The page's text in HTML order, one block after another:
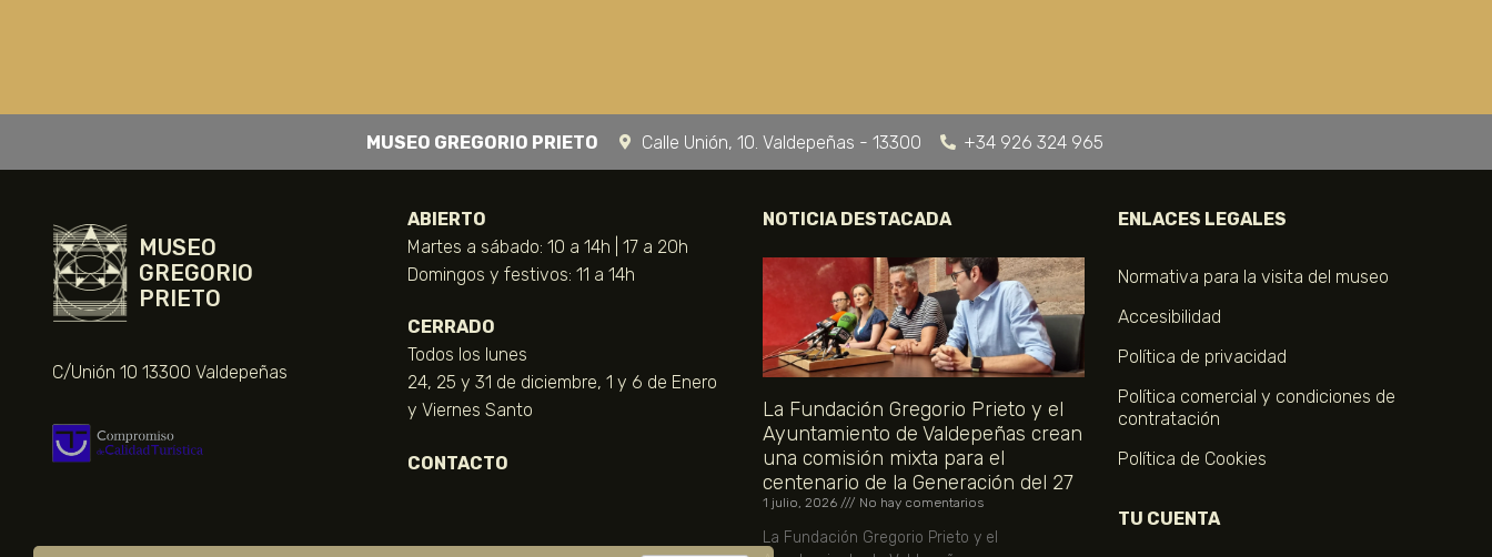
MUSEO GREGORIO PRIETO Calle Unión, 10. Valdepeñas - 13300 +34 926 324 965
MUSEO
GREGORIO
PRIETO
C/Unión 10 13300 Valdepeñas
ABIERTO
Martes a sábado: 10 a 14h | 17 a 20h
Domingos y festivos: 11 a 14h
CERRADO
Todos los lunes
24, 25 y 31 de diciembre, 1 y 6 de Enero
y Viernes Santo
CONTACTO
NOTICIA DESTACADA
La Fundación Gregorio Prieto y el
Ayuntamiento de Valdepeñas crean
una comisión mixta para el
centenario de la Generación del 27
1 julio, 2026 No hay comentarios
La Fundación Gregorio Prieto y el
ENLACES LEGALES
Normativa para la visita del museo
Accesibilidad
Política de privacidad
Política comercial y condiciones de
contratación
Política de Cookies
TU CUENTA